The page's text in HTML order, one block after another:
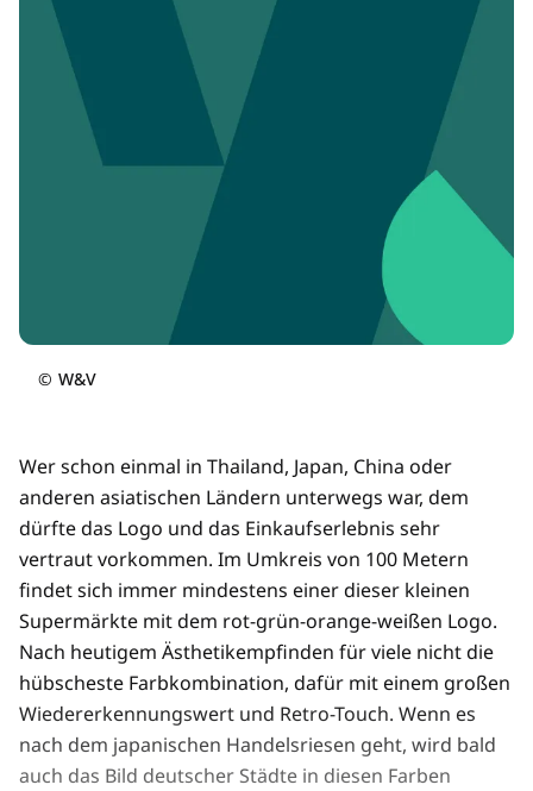
© W&V
Wer schon einmal in Thailand, Japan, China oder
anderen asiatischen Ländern unterwegs war, dem
dürfte das Logo und das Einkaufserlebnis sehr
vertraut vorkommen. Im Umkreis von 100 Metern
findet sich immer mindestens einer dieser kleinen
Supermärkte mit dem rot-grün-orange-weißen Logo.
Nach heutigem Ästhetikempfinden für viele nicht die
hübscheste Farbkombination, dafür mit einem großen
Wiedererkennungswert und Retro-Touch. Wenn es
nach dem japanischen Handelsriesen geht, wird bald
auch das Bild deutscher Städte in diesen Farben